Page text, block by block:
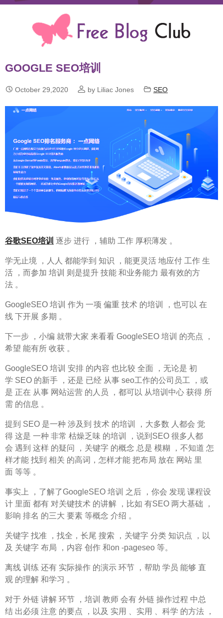
GOOGLE SEO培训
 October 29,2020  by Liliac Jones  SEO
谷歌SEO培训 逐步 进行 ，辅助 工作 厚积薄发 。
学无止境 ，人人 都能学到 知识 ，能更灵活 地应付 工作 生
活 ，而参加 培训 则是提升 技能 和业务能力 最有效的方
法 。
GoogleSEO 培训 作为 一项 偏重 技术 的培训 ，也可以 在
线 下开展 多期 。
下一步 ，小编 就带大家 来看看 GoogleSEO 培训 的亮点 ，
希望 能有所 收获 。
GoogleSEO 培训 安排 的内容 也比较 全面 ，无论是 初
学 SEO 的新手 ，还是 已经 从事 seo工作的公司员工 ，或
是 正在 从事 网站运营 的人员 ，都可以 从培训中心 获得 所
需 的信息 。
提到 SEO 是一种 涉及到 技术 的培训 ，大多数 人都会 觉
得 这是 一种 非常 枯燥乏味 的培训 ，说到SEO 很多人都
会 遇到 这样 的疑问 ，关键字 的概念 总是 模糊 ，不知道 怎
样才能 找到 相关 的高词，怎样才能 把布局 放在 网站 里
面 等等 。
事实上 ，了解了GoogleSEO 培训 之后 ，你会 发现 课程设
计 里面 都有 对关键技术 的讲解 ，比如 有SEO 两大基础 ，
影响 排名 的三大 要素 等概念 介绍 。
关键字 找准 ，找全，长尾 搜索 ，关键字 分类 知识点 ，以
及 关键字 布局 ，内容 创作 和on -pageseo 等。
离线 训练 还有 实际操作 的演示 环节 ，帮助 学员 能够 直
观 的理解 和学习 。
对于 外链 讲解 环节 ，培训 教师 会有 外链 操作过程 中总
结 出必须 注意 的要点 ，以及 实用 、实用 、科学 的方法 ，